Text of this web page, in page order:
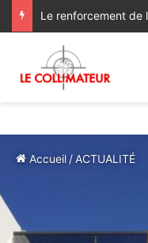
Accueil / ACTUALITÉ